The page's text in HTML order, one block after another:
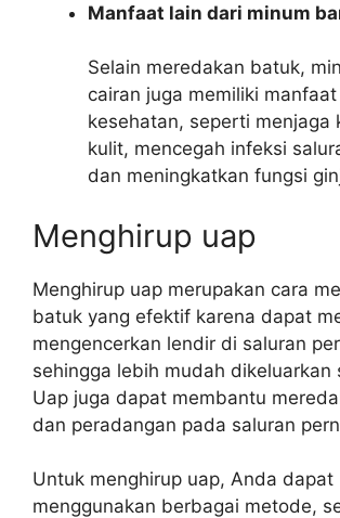
Manfaat lain dari minum
Selain meredakan batuk,
cairan juga memiliki
kesehatan, seperti menjaga
kulit, mencegah infeksi
dan meningkatkan fungsi
Menghirup uap
Menghirup uap merupakan cara
batuk yang efektif karena dapat
mengencerkan lendir di saluran
sehingga lebih mudah dikeluarkan
Uap juga dapat membantu
dan peradangan pada saluran
Untuk menghirup uap, Anda dapat
menggunakan berbagai metode,